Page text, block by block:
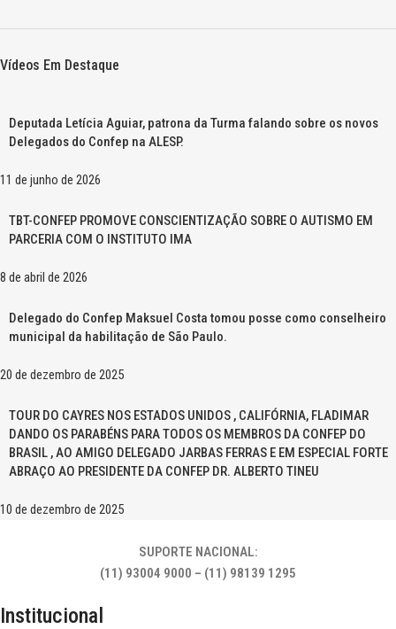
Vídeos Em Destaque
Deputada Letícia Aguiar, patrona da Turma falando sobre os novos
Delegados do Confep na ALESP.
11 de junho de 2026
TBT-CONFEP PROMOVE CONSCIENTIZAÇÃO SOBRE O AUTISMO EM
PARCERIA COM O INSTITUTO IMA
8 de abril de 2026
Delegado do Confep Maksuel Costa tomou posse como conselheiro
municipal da habilitação de São Paulo.
20 de dezembro de 2025
TOUR DO CAYRES NOS ESTADOS UNIDOS , CALIFÓRNIA, FLADIMAR
DANDO OS PARABÉNS PARA TODOS OS MEMBROS DA CONFEP DO
BRASIL , AO AMIGO DELEGADO JARBAS FERRAS E EM ESPECIAL FORTE
ABRAÇO AO PRESIDENTE DA CONFEP DR. ALBERTO TINEU
10 de dezembro de 2025
SUPORTE NACIONAL:
(11) 93004 9000 – (11) 98139 1295
Institucional